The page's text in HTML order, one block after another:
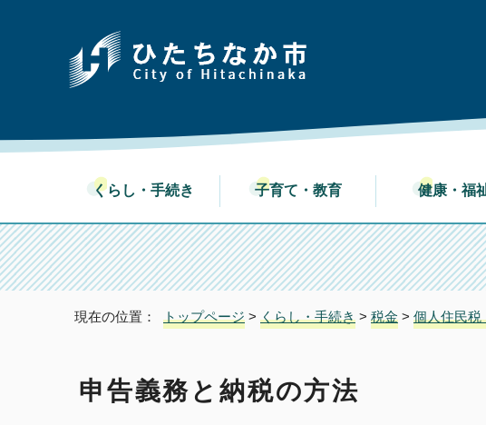
くらし・手続き 子育て・教育 健康・福
現在の位置： トップページ > くらし・手続き > 税金 > 個人住民税
申告義務と納税の方法